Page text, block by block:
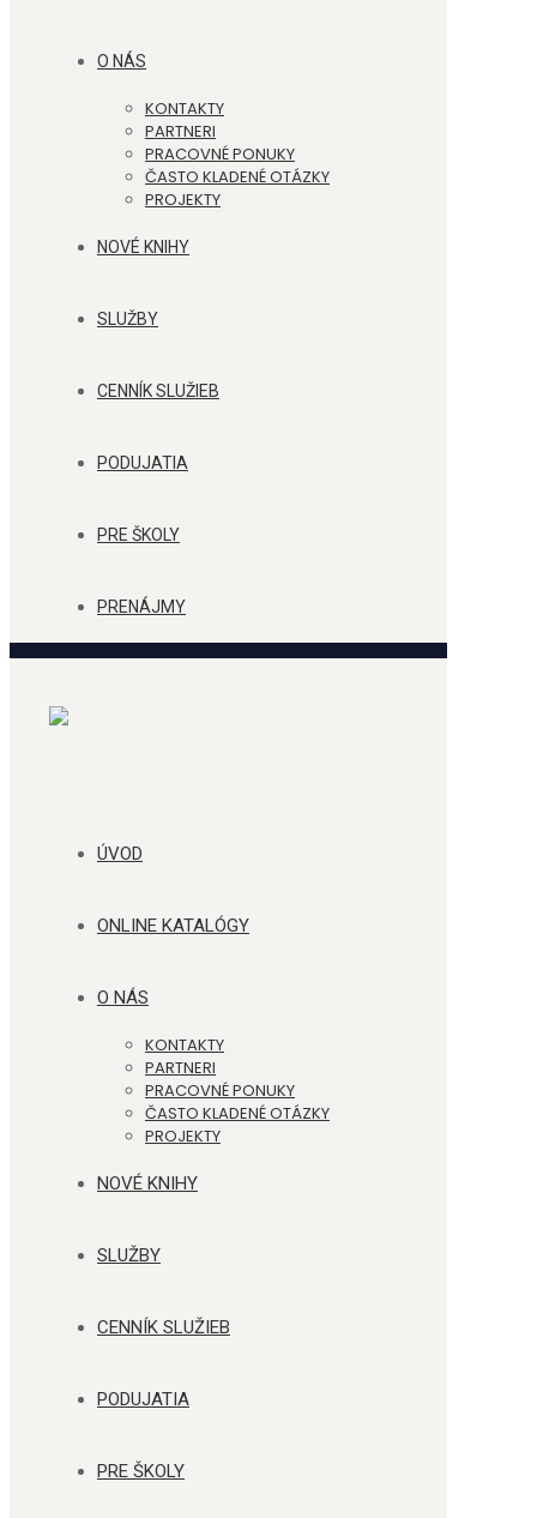
O NÁS
KONTAKTY
PARTNERI
PRACOVNÉ PONUKY
ČASTO KLADENÉ OTÁZKY
PROJEKTY
NOVÉ KNIHY
SLUŽBY
CENNÍK SLUŽIEB
PODUJATIA
PRE ŠKOLY
PRENÁJMY
ÚVOD
ONLINE KATALÓGY
O NÁS
KONTAKTY
PARTNERI
PRACOVNÉ PONUKY
ČASTO KLADENÉ OTÁZKY
PROJEKTY
NOVÉ KNIHY
SLUŽBY
CENNÍK SLUŽIEB
PODUJATIA
PRE ŠKOLY